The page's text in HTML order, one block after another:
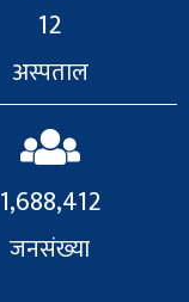
12
अस्पताल
1,688,412
जनसंख्या